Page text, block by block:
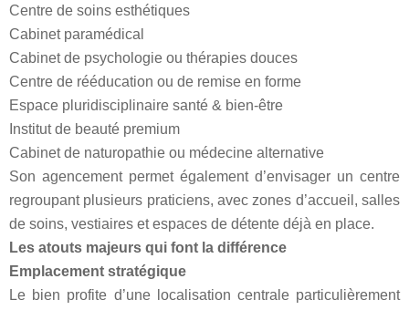
Centre de soins esthétiques
Cabinet paramédical
Cabinet de psychologie ou thérapies douces
Centre de rééducation ou de remise en forme
Espace pluridisciplinaire santé & bien-être
Institut de beauté premium
Cabinet de naturopathie ou médecine alternative
Son agencement permet également d’envisager un centre
regroupant plusieurs praticiens, avec zones d’accueil, salles
de soins, vestiaires et espaces de détente déjà en place.
Les atouts majeurs qui font la différence
Emplacement stratégique
Le bien profite d’une localisation centrale particulièrement